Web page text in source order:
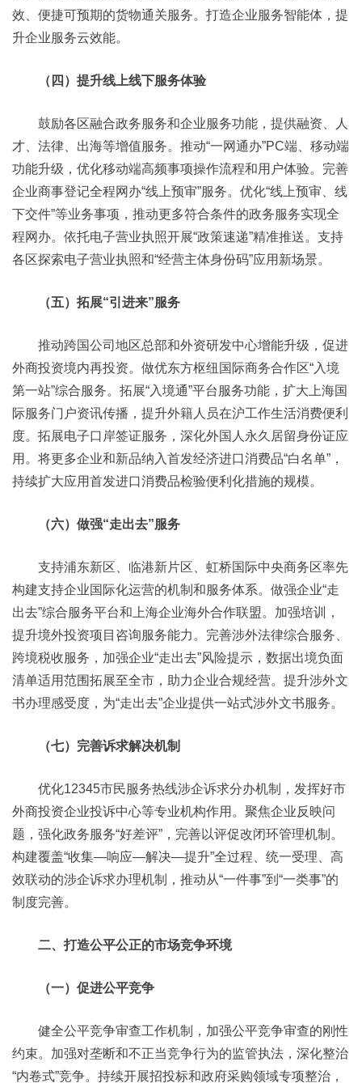
效、便捷可预期的货物通关服务。打造企业服务智能体，提
升企业服务云效能。
（四）提升线上线下服务体验
鼓励各区融合政务服务和企业服务功能，提供融资、人
才、法律、出海等增值服务。推动“一网通办”PC端、移动端
功能升级，优化移动端高频事项操作流程和用户体验。完善
企业商事登记全程网办“线上预审”服务。优化“线上预审、线
下交件”等业务事项，推动更多符合条件的政务服务实现全
程网办。依托电子营业执照开展“政策速递”精准推送。支持
各区探索电子营业执照和“经营主体身份码”应用新场景。
（五）拓展“引进来”服务
推动跨国公司地区总部和外资研发中心增能升级，促进
外商投资境内再投资。做优东方枢纽国际商务合作区“入境
第一站”综合服务。拓展“入境通”平台服务功能，扩大上海国
际服务门户资讯传播，提升外籍人员在沪工作生活消费便利
度。拓展电子口岸签证服务，深化外国人永久居留身份证应
用。将更多企业和新品纳入首发经济进口消费品“白名单”，
持续扩大应用首发进口消费品检验便利化措施的规模。
（六）做强“走出去”服务
支持浦东新区、临港新片区、虹桥国际中央商务区率先
构建支持企业国际化运营的机制和服务体系。做强企业“走
出去”综合服务平台和上海企业海外合作联盟。加强培训，
提升境外投资项目咨询服务能力。完善涉外法律综合服务、
跨境税收服务，加强企业“走出去”风险提示，数据出境负面
清单适用范围拓展至全市，助力企业合规经营。提升涉外文
书办理感受度，为“走出去”企业提供一站式涉外文书服务。
（七）完善诉求解决机制
优化12345市民服务热线涉企诉求分办机制，发挥好市
外商投资企业投诉中心等专业机构作用。聚焦企业反映问
题，强化政务服务“好差评”，完善以评促改闭环管理机制。
构建覆盖“收集—响应—解决—提升”全过程、统一受理、高
效联动的涉企诉求办理机制，推动从“一件事”到“一类事”的
制度完善。
二、打造公平公正的市场竞争环境
（一）促进公平竞争
健全公平竞争审查工作机制，加强公平竞争审查的刚性
约束。加强对垄断和不正当竞争行为的监管执法，深化整治
“内卷式”竞争。持续开展招投标和政府采购领域专项整治，